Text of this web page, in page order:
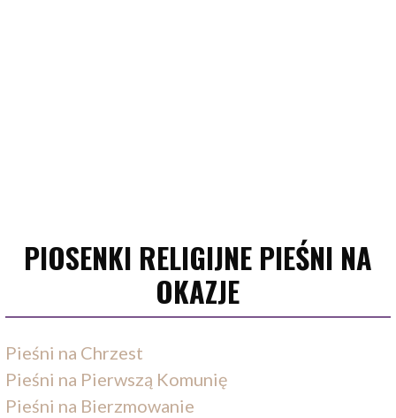
PIOSENKI RELIGIJNE PIEŚNI NA
OKAZJE
Pieśni na Chrzest
Pieśni na Pierwszą Komunię
Pieśni na Bierzmowanie